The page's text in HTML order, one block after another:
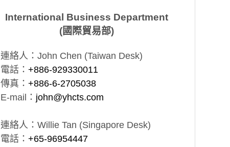
International Business Department
(國際貿易部)
連絡人：John Chen (Taiwan Desk)
電話： +886-929330011
傳真： +886-6-2705038
E-mail： john@yhcts.com
連絡人：Willie Tan (Singapore Desk)
電話： +65-96954447